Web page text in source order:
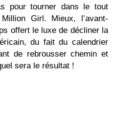
pour tourner dans le tout
Girl. Mieux, l’avant-
offert le luxe de décliner la
du fait du calendrier
de rebrousser chemin et
sera le résultat !